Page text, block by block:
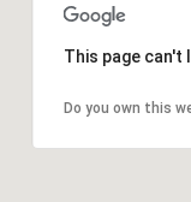
This page can't
Do you own this